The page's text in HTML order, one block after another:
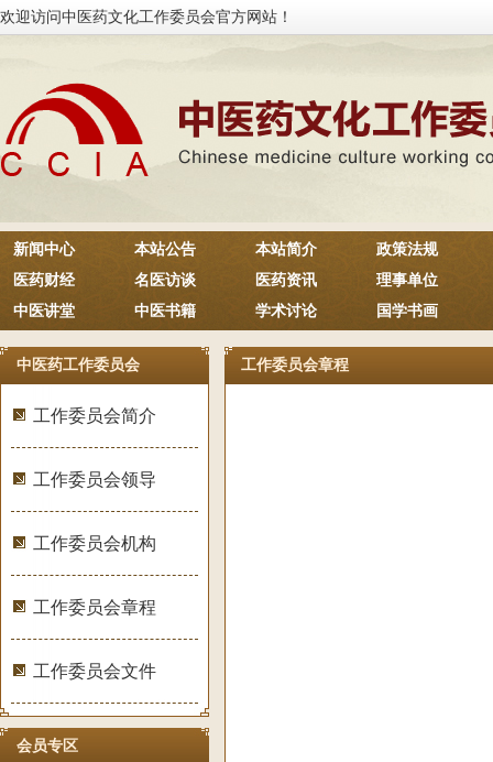
欢迎访问中医药文化工作委员会官方网站！
新闻中心 本站公告 本站简介
政策法规
医药财经
名医访谈 医药资讯
理事单位
中医讲堂
中医书籍 学术讨论 国学书画
中医药工作委员会
工作委员会简介
工作委员会领导
工作委员会机构
工作委员会章程
工作委员会文件
会员专区
工作委员会章程